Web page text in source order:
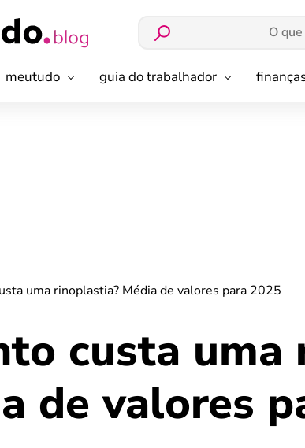
meutudo guia do trabalhador
uma rinoplastia? Média de valores para 2025
custa uma
de valores